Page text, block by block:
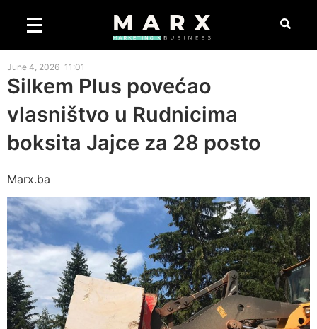
June 4, 2026 11:01
Silkem Plus povećao
vlasništvo u Rudnicima
boksita Jajce za 28 posto
Marx.ba